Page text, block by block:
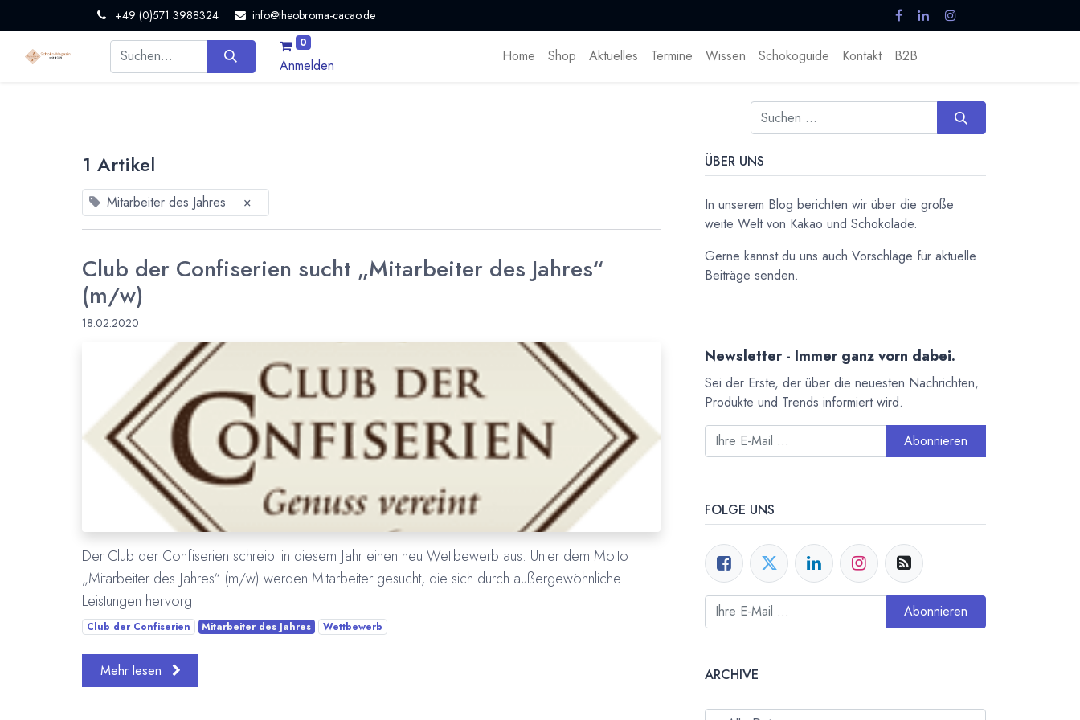
+49 (0)571 3988324 info@theobroma-cacao.de
0
Anmelden
Home Shop Aktuelles Termine Wissen Schokoguide Kontakt B2B
1 Artikel
Mitarbeiter des Jahres ×
Club der Confiserien sucht „Mitarbeiter des Jahres“
(m/w)
18.02.2020
Der Club der Confiserien schreibt in diesem Jahr einen neu Wettbewerb aus. Unter dem Motto
„Mitarbeiter des Jahres“ (m/w) werden Mitarbeiter gesucht, die sich durch außergewöhnliche
Leistungen hervorg...
Club der Confiserien Mitarbeiter des Jahres Wettbewerb
Mehr lesen
ÜBER UNS
In unserem Blog berichten wir über die große
weite Welt von Kakao und Schokolade.
Gerne kannst du uns auch Vorschläge für aktuelle
Beiträge senden.
Newsletter - Immer ganz vorn dabei.
Sei der Erste, der über die neuesten Nachrichten,
Produkte und Trends informiert wird.
Abonnieren
FOLGE UNS
Abonnieren
ARCHIVE